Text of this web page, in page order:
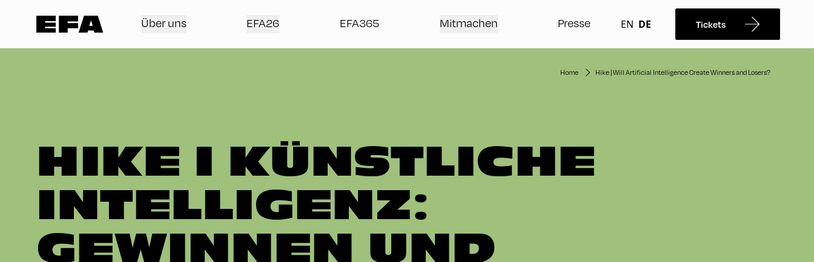
Über uns EFA26 EFA365 Mitmachen Presse EN DE Tickets
Home Hike | Will Artificial Intelligence Create Winners and Losers?
HIKE I KÜNSTLICHE
INTELLIGENZ:
GEWINNEN UND